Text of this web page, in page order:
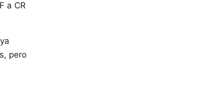
a CR
pero